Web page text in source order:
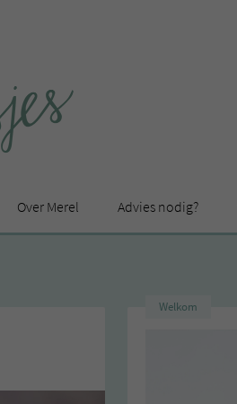
Over Merel Advies nodig?
Welkom